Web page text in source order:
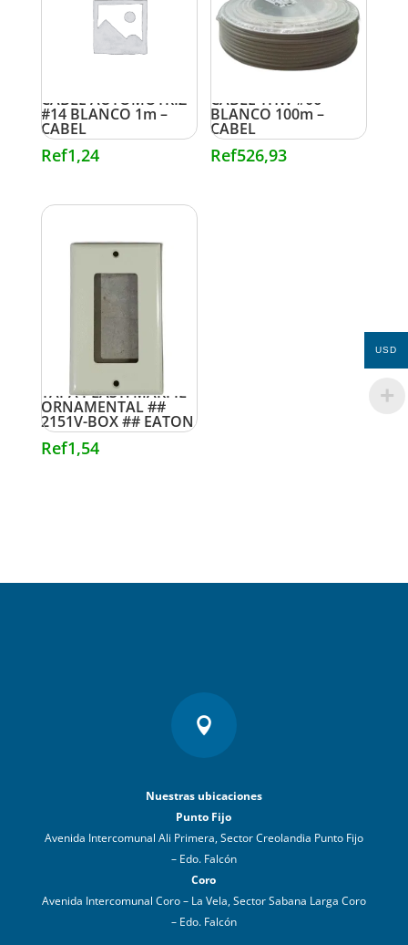
CABLE AUTOMOTRIZ
#14 BLANCO 1m –
CABEL
Ref1,24
CABLE THW #06
BLANCO 100m –
CABEL
Ref526,93
TAPA PLAST. MARFIL
ORNAMENTAL ##
2151V-BOX ## EATON
Ref1,54

Nuestras ubicaciones
Punto Fijo
Avenida Intercomunal Ali Primera, Sector Creolandia Punto Fijo
– Edo. Falcón
Coro
Avenida Intercomunal Coro – La Vela, Sector Sabana Larga Coro
– Edo. Falcón
USD